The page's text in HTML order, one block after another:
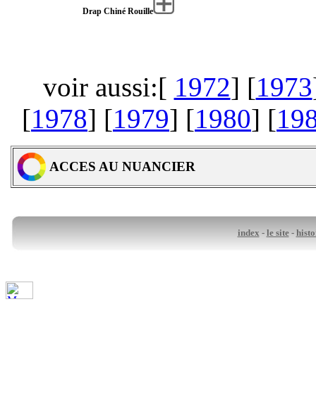
Drap Chiné Rouille
voir aussi:[ 1972] [1973
[1978] [1979] [1980] [
ACCES AU NUANCIER
index - le site-